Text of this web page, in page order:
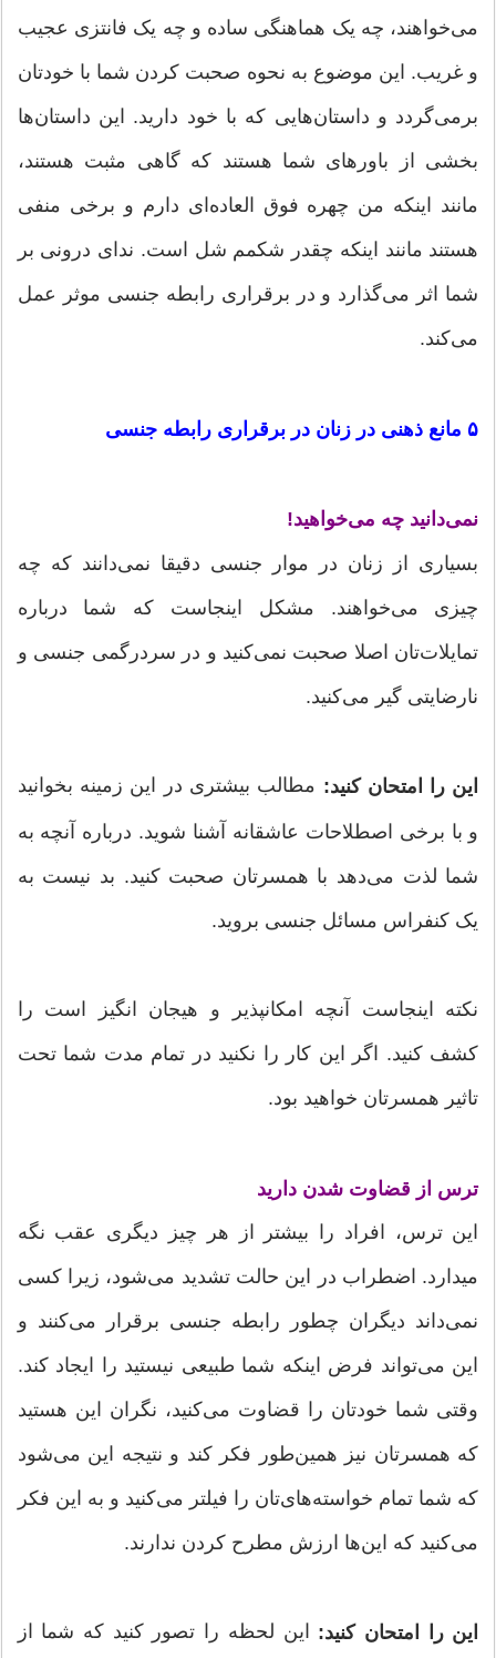
می‌خواهند، چه یک هماهنگی ساده و چه یک فانتزی عجیب
و غریب. این موضوع به نحوه صحبت کردن شما با خودتان
برمی‌گردد و داستان‌هایی که با خود دارید. این داستان‌ها
بخشی از باورهای شما هستند که گاهی مثبت هستند،
مانند اینکه من چهره فوق العاده‌ای دارم و برخی منفی
هستند مانند اینکه چقدر شکمم شل است. ندای درونی بر
شما اثر می‌گذارد و در برقراری رابطه جنسی موثر عمل
می‌کند.
۵ مانع ذهنی در زنان در برقراری رابطه جنسی
نمی‌دانید چه می‌خواهید!
بسیاری از زنان در موار جنسی دقیقا نمی‌دانند که چه
چیزی می‌خواهند. مشکل اینجاست که شما درباره
تمایلات‌تان اصلا صحبت نمی‌کنید و در سردرگمی جنسی و
نارضایتی گیر می‌کنید.
این را امتحان کنید: مطالب بیشتری در این زمینه بخوانید
و با برخی اصطلاحات عاشقانه آشنا شوید. درباره آنچه به
شما لذت می‌دهد با همسرتان صحبت کنید. بد نیست به
یک کنفراس مسائل جنسی بروید.
نکته اینجاست آنچه امکانپذیر و هیجان انگیز است را
کشف کنید. اگر این کار را نکنید در تمام مدت شما تحت
تاثیر همسرتان خواهید بود.
ترس از قضاوت شدن دارید
این ترس، افراد را بیشتر از هر چیز دیگری عقب نگه
میدارد. اضطراب در این حالت تشدید می‌شود، زیرا کسی
نمی‌داند دیگران چطور رابطه جنسی برقرار می‌کنند و
این می‌تواند فرض اینکه شما طبیعی نیستید را ایجاد کند.
وقتی شما خودتان را قضاوت می‌کنید، نگران این هستید
که همسرتان نیز همین‌طور فکر کند و نتیجه این می‌شود
که شما تمام خواسته‌های‌تان را فیلتر می‌کنید و به این فکر
می‌کنید که این‌ها ارزش مطرح کردن ندارند.
این را امتحان کنید: این لحظه را تصور کنید که شما از